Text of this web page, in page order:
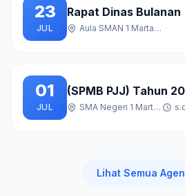
23
JUL
Rapat Dinas Bulanan
Aula SMAN 1 Martapura
01
JUL
(SPMB PJJ) Tahun
SMA Negeri 1 Martapura
Lihat Semua